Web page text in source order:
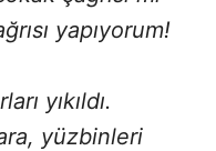
yapıyorum!
yıkıldı.
yüzbinleri